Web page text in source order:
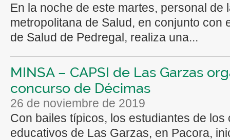
En la noche de este martes, personal de
metropolitana de Salud, en conjunto con
de Salud de Pedregal, realiza una...
MINSA – CAPSI de Las Garzas
concurso de Décimas
26 de noviembre de 2019
Con bailes típicos, los estudiantes de los
educativos de Las Garzas, en Pacora,